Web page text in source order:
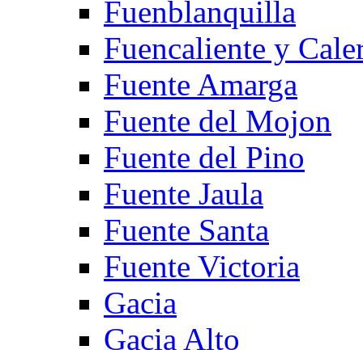
Fuenblanquilla
Fuencaliente y
Fuente Amarga
Fuente del Mojon
Fuente del Pino
Fuente Jaula
Fuente Santa
Fuente Victoria
Gacia
Gacia Alto